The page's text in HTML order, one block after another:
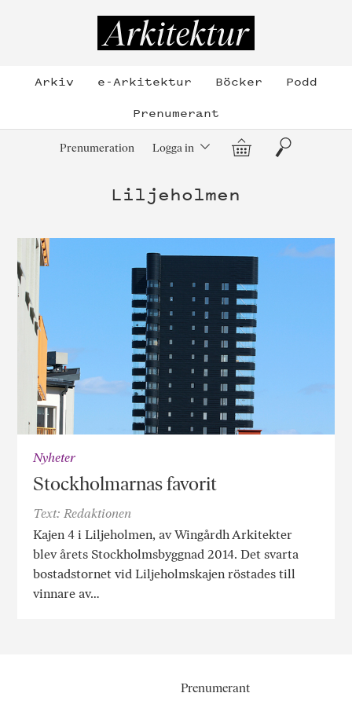
Arkiv e-Arkitektur Böcker
Podd
Prenumerant
Prenumeration Logga in Varukorg
Sök
Liljeholmen
Nyheter
Stockholmarnas favorit
Text: Redaktionen
Kajen 4 i Liljeholmen, av Wingårdh Arkitekter
blev årets Stockholmsbyggnad 2014. Det svarta
bostadstornet vid Liljeholmskajen röstades till
vinnare av…
Prenumerant